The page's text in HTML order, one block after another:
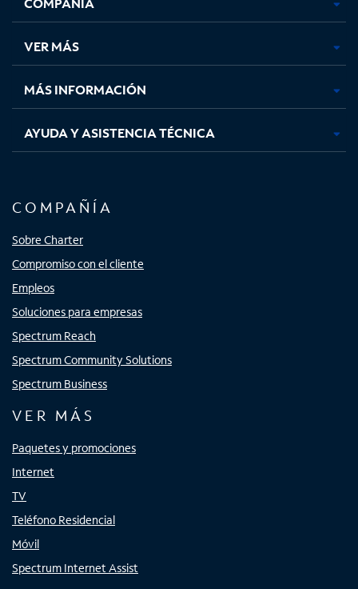
en
pestaña
nueva
en
pestaña
nueva
en
pestaña
nueva
en
nueva
VER MÁS
MÁS INFORMACIÓN
AYUDA Y ASISTENCIA TÉCNICA
COMPAÑÍA
Sobre Charter
Compromiso con el cliente
Empleos
Soluciones para empresas
Spectrum Reach
Spectrum Community Solutions
Spectrum Business
VER MÁS
Paquetes y promociones
Internet
TV
Teléfono Residencial
Móvil
Spectrum Internet Assist